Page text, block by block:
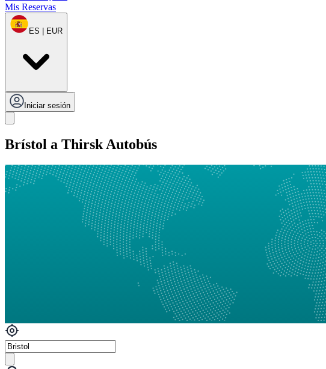
Mis Reservas
ES | EUR
Iniciar sesión
Brístol a Thirsk Autobús